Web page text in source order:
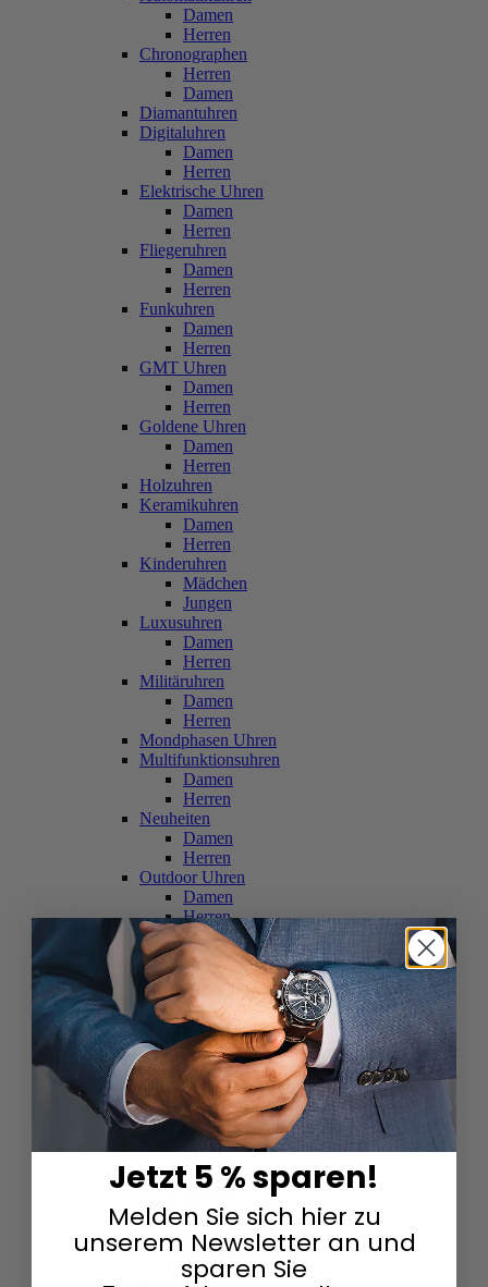
Damen
Herren
Chronographen
Herren
Damen
Diamantuhren
Digitaluhren
Damen
Herren
Elektrische Uhren
Damen
Herren
Fliegeruhren
Damen
Herren
Funkuhren
Damen
Herren
GMT Uhren
Damen
Herren
Goldene Uhren
Damen
Herren
Holzuhren
Keramikuhren
Damen
Herren
Kinderuhren
Mädchen
Jungen
Luxusuhren
Damen
Herren
Militäruhren
Damen
Herren
Mondphasen Uhren
Multifunktionsuhren
Damen
Herren
Neuheiten
Damen
Herren
Outdoor Uhren
Damen
Herren
Schweizer Uhren
Damen
Herren
Skelettuhren
Damen
Herren
Smartwatches
Damen
Herren
Solaruhren
Herren
Damen
Sportuhren
Damen
Herren
Swarovski & Edelsteine
Damen
Herren
Jetzt 5 % sparen!
Melden Sie sich hier zu
unserem Newsletter an und
sparen Sie